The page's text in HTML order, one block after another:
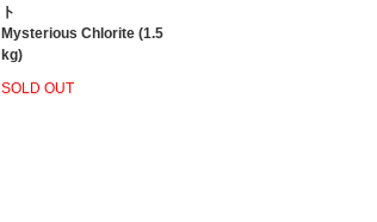
ト
Mysterious Chlorite (1.5
kg)
SOLD OUT